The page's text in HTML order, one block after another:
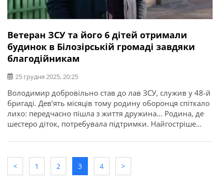
Ветеран ЗСУ та його 6 дітей отримали
будинок в Білозірській громаді завдяки
благодійникам
25 грудня 2025, 20:25
Володимир добровільно став до лав ЗСУ, служив у 48-й
бригаді. Дев’ять місяців тому родину оборонця спіткало
лихо: передчасно пішла з життя дружина… Родина, де
шестеро діток, потребувала підтримки. Найгостріше
Черкаської ОВА Ігор Табурець. “Разом із благодійними
Черкащина” ми подбали про новий дім для […]
< 1 2 3 4 >